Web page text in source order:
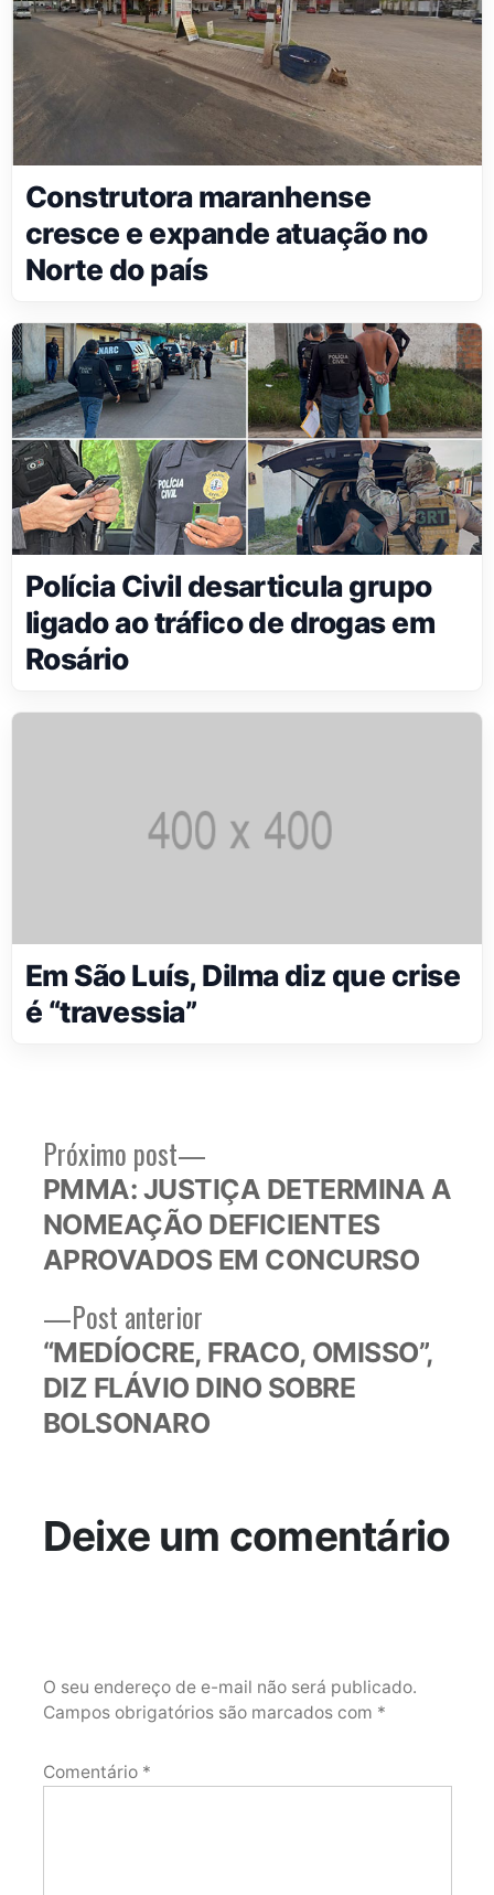
Construtora maranhense
cresce e expande atuação no
Norte do país
Polícia Civil desarticula grupo
ligado ao tráfico de drogas em
Rosário
Em São Luís, Dilma diz que crise
é “travessia”
Navegação
de
Post
Post anteriorPost
anterior:
“MEDÍOCRE, FRACO, OMISSO”,
DIZ FLÁVIO DINO SOBRE
BOLSONARO
Próximo post
Próximo
post:
PMMA: JUSTIÇA DETERMINA A
NOMEAÇÃO DEFICIENTES
APROVADOS EM CONCURSO
Deixe um comentário
O seu endereço de e-mail não será publicado.
Campos obrigatórios são marcados com *
Comentário *